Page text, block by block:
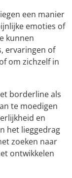
een manier
emoties of
kunnen
ervaringen of
om zichzelf in
borderline als
te moedigen
en
het lieggedrag
zoeken naar
ontwikkelen